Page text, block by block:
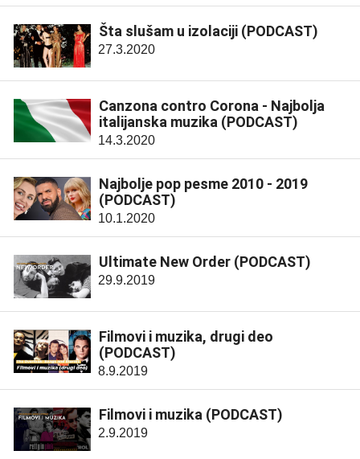
Šta slušam u izolaciji (PODCAST)
27.3.2020
Canzona contro Corona - Najbolja
italijanska muzika (PODCAST)
14.3.2020
Najbolje pop pesme 2010 - 2019
(PODCAST)
10.1.2020
Ultimate New Order (PODCAST)
29.9.2019
Filmovi i muzika, drugi deo
(PODCAST)
8.9.2019
Filmovi i muzika (PODCAST)
2.9.2019